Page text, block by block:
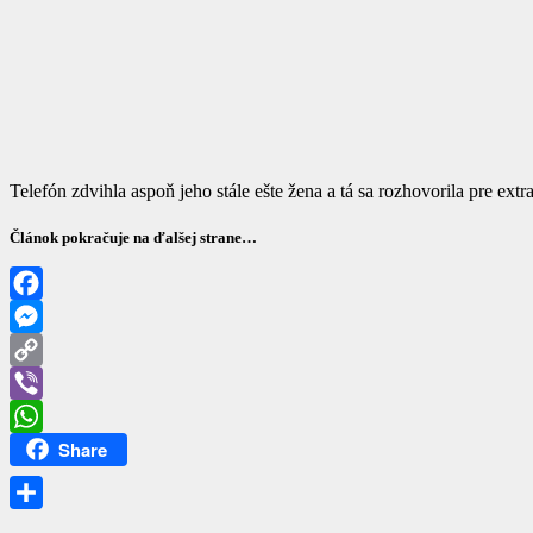
Telefón zdvihla aspoň jeho stále ešte žena a tá sa rozhovorila pre
Článok pokračuje na ďalšej strane…
Facebook
Messenger
Copy
Link
Viber
WhatsAppShare